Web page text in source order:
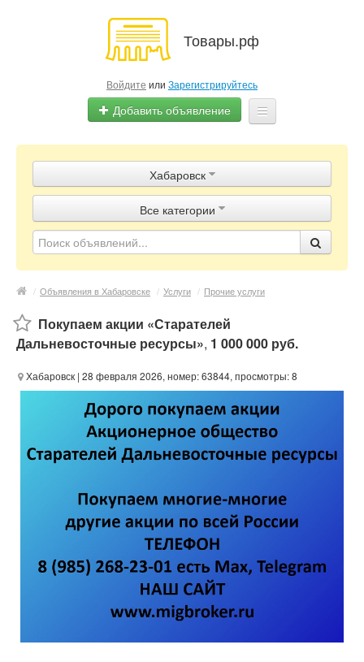
Товары.рф
Войдите или Зарегистрируйтесь
Добавить объявление
Объявления
Магазины
Контакты
Хабаровск
Все категории
/ Объявления в Хабаровске / Услуги / Прочие услуги
Покупаем акции «Старателей
Дальневосточные ресурсы», 1 000 000 руб.
Хабаровск | 28 февраля 2026, номер: 63844, просмотры: 8